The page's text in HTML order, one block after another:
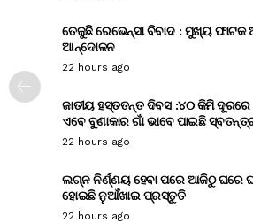
ତେଜୁଛି ରେଭେନ୍ସା ବିବାଦ : ମୁଖ୍ୟ
ଆନ୍ଦୋଳନ
22 hours ago
ଜାତୀୟ ହସ୍ତତନ୍ତ ଦିବସ :୪୦ କିମି ଦୂରରେ
ଏବେ ବୁଣାକାର ଗାଁ ଭାବେ ପାଇଛି
22 hours ago
ଲଗ୍ନ ନିର୍ଣ୍ଣୟ ହେବା ପରେ ଆଜିଠୁ
ହୋଇଛି ନୁଆଁଖାଇ ପ୍ରସ୍ତୁତି
22 hours ago